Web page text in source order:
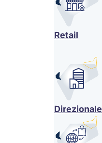
Retail
Direzionale